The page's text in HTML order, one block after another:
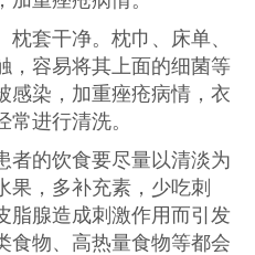
套干净。枕巾、床单、
，容易将其上面的细菌等
感染，加重痤疮病情，衣
进行清洗。
的饮食要尽量以清淡为
果，多补充素，少吃刺
脂腺造成刺激作用而引发
食物、高热量食物等都会